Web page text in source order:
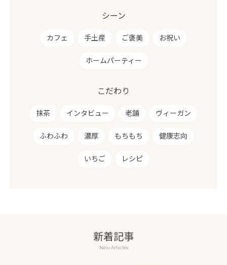
シーン
カフェ 手土産 ご褒美 お祝い
ホームパーティー
こだわり
抹茶 インタビュー 老舗 ヴィーガン
ふわふわ 濃厚 もちもち 健康志向
いちご レシピ
新着記事
New Articles